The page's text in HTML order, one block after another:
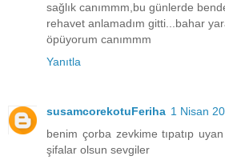
sağlık canımmm,bu günlerde
rehavet anlamadım gitti...bahar
öpüyorum canımmm
Yanıtla
susamcorekotuFeriha 1 Nisan
benim çorba zevkime tıpatıp
şifalar olsun sevgiler